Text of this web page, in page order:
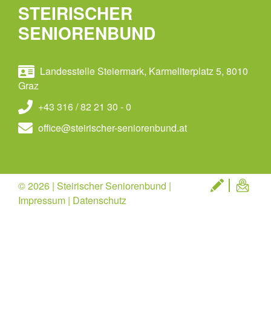
STEIRISCHER
SENIORENBUND
Landesstelle Steiermark, Karmeliterplatz 5, 8010
Graz
+43 316 / 82 21 30 - 0
office@steirischer-seniorenbund.at
© 2026 | Steirischer Seniorenbund |
Impressum | Datenschutz